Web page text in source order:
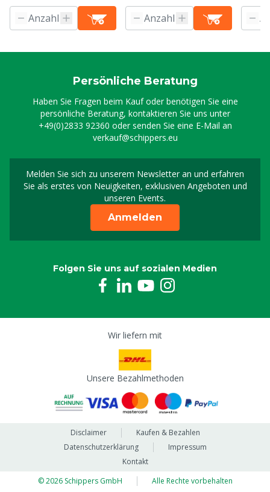
Persönliche Beratung
Haben Sie Fragen beim Kauf oder benötigen Sie eine
persönliche Beratung, kontaktieren Sie uns unter
+49(0)2833 92360 oder senden Sie eine E-Mail an
verkauf@schippers.eu
Melden Sie sich zu unserem Newsletter an und erfahren
Sie als erstes von Neuigkeiten, exklusiven Angeboten und
unseren Events.
Melden Sie sich für
Anmelden
Folgen Sie uns auf sozialen Medien
Wir liefern mit
Unsere Bezahlmethoden
Disclaimer
Kaufen & Bezahlen
Datenschutzerklärung
Impressum
Kontakt
© 2026 Schippers GmbH
Alle Rechte vorbehalten